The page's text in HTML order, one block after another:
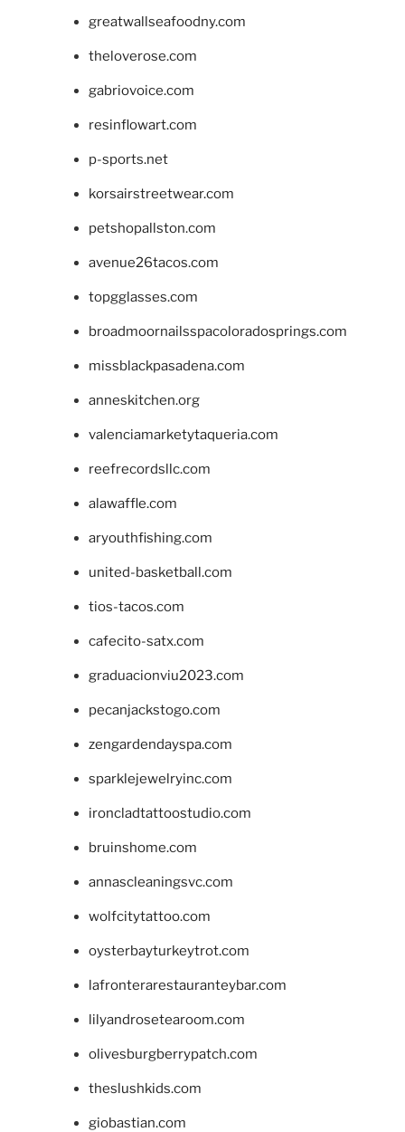
greatwallseafoodny.com
theloverose.com
gabriovoice.com
resinflowart.com
p-sports.net
korsairstreetwear.com
petshopallston.com
avenue26tacos.com
topgglasses.com
broadmoornailsspacoloradosprings.com
missblackpasadena.com
anneskitchen.org
valenciamarketytaqueria.com
reefrecordsllc.com
alawaffle.com
aryouthfishing.com
united-basketball.com
tios-tacos.com
cafecito-satx.com
graduacionviu2023.com
pecanjackstogo.com
zengardendayspa.com
sparklejewelryinc.com
ironcladtattoostudio.com
bruinshome.com
annascleaningsvc.com
wolfcitytattoo.com
oysterbayturkeytrot.com
lafronterarestauranteybar.com
lilyandrosetearoom.com
olivesburgberrypatch.com
theslushkids.com
giobastian.com